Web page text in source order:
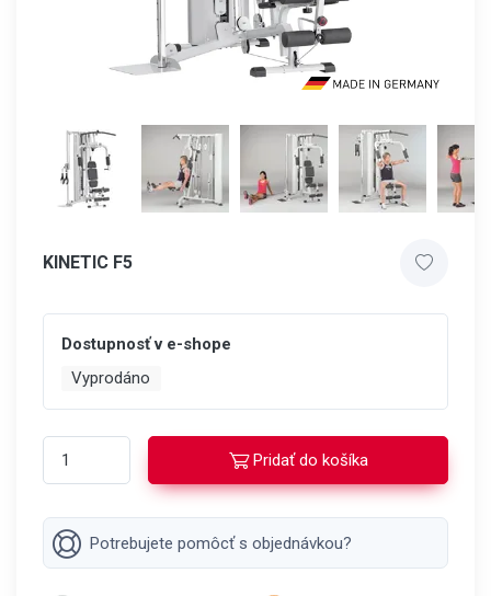
KINETIC F5
Dostupnosť v e-shope
Vyprodáno
Pridať do košíka
Potrebujete pomôcť s objednávkou?